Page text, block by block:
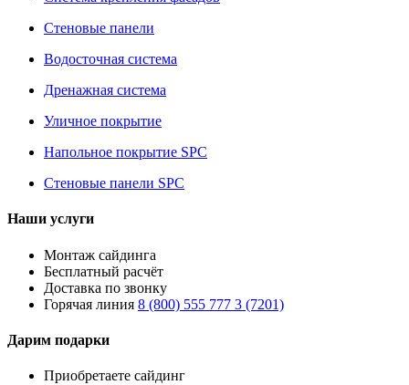
Стеновые панели
Водосточная система
Дренажная система
Уличное покрытие
Напольное покрытие SPC
Стеновые панели SPC
Наши услуги
Монтаж сайдинга
Бесплатный расчёт
Доставка по звонку
Горячая линия 8 (800) 555 777 3 (7201)
Дарим подарки
Приобретаете сайдинг